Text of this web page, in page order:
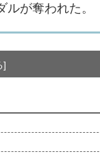
が奪われた。